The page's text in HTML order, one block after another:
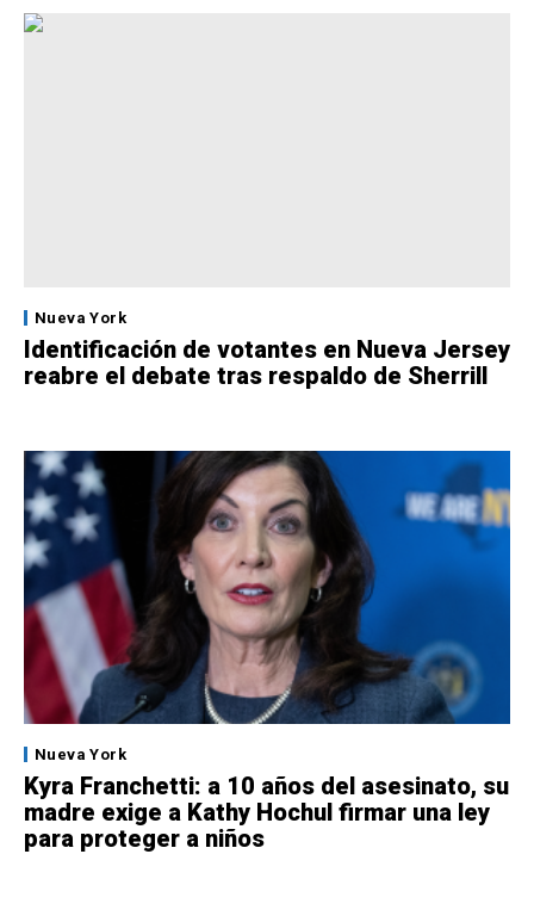
Nueva York
Identificación de votantes en Nueva Jersey
reabre el debate tras respaldo de Sherrill
Nueva York
Kyra Franchetti: a 10 años del asesinato, su
madre exige a Kathy Hochul firmar una ley
para proteger a niños